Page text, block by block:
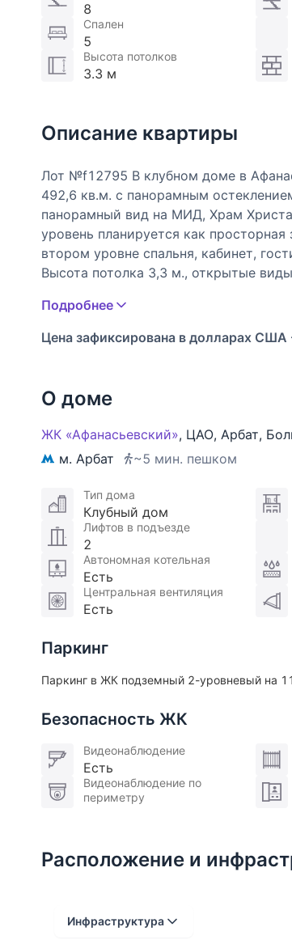
8
Спален
5
Высота потолков
3.3 м
Описание квартиры
Лот №f12795 В клубном доме в
492,6 кв.м. с панорамным
панорамный вид на МИД, Храм
уровень планируется как
втором уровне спальня, кабинет,
Высота потолка 3,3 м., открытые
паркинге.
Подробнее
Цена зафиксирована в долларах США
О доме
ЖК «Афанасьевский», ЦАО, Арбат,
м. Арбат
~5 мин. пешком
Тип дома
Клубный дом
Лифтов в подъезде
2
Автономная котельная
Есть
Центральная вентиляция
Есть
Паркинг
Паркинг в ЖК подземный 2-уровневый на
Безопасность ЖК
Видеонаблюдение
Есть
Видеонаблюдение по
периметру
Расположение и
Инфраструктура